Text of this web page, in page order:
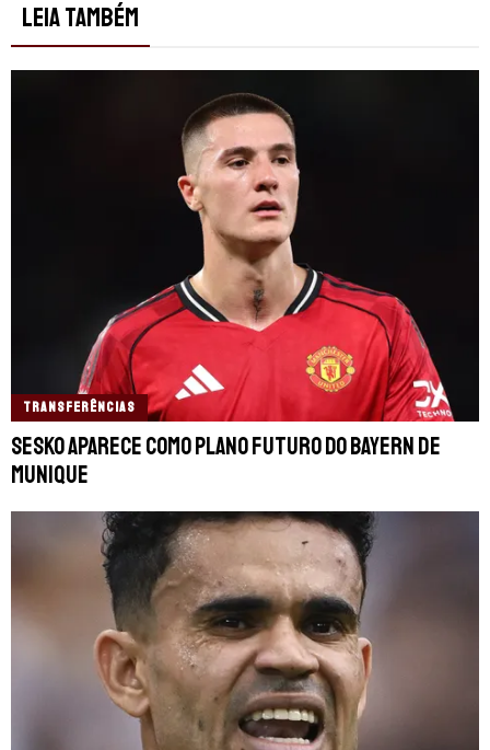
LEIA TAMBÉM
TRANSFERÊNCIAS
Sesko aparece como plano futuro do Bayern de
Munique